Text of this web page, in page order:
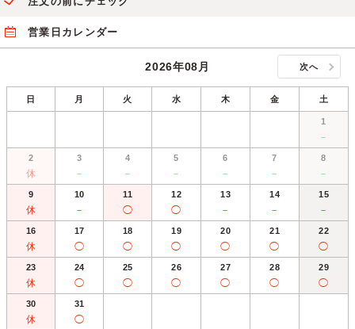
営業日カレンダー
2026年08月 次へ
日 月 火 水 木 金 土
1
－
2
休
3
－
4
－
5
－
6
－
7
－
8
－
9
休
10
－
11
◯
12
◯
13
－
14
－
15
－
16
休
17
◯
18
◯
19
◯
20
◯
21
◯
22
◯
23
休
24
◯
25
◯
26
◯
27
◯
28
◯
29
◯
30
休
31
◯